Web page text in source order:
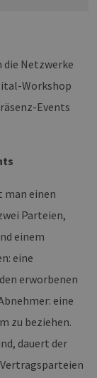
die Netzwerke
Workshop
Events
man einen
Parteien,
einem
eine
erworbenen
eine
zu beziehen.
dauert der